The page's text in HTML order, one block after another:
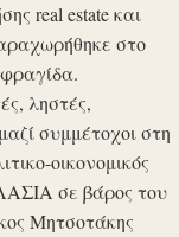
real estate και
στο
ληστές,
συμμέτοχοι στη
οικονομικός
σε βάρος του
Μητσοτάκης